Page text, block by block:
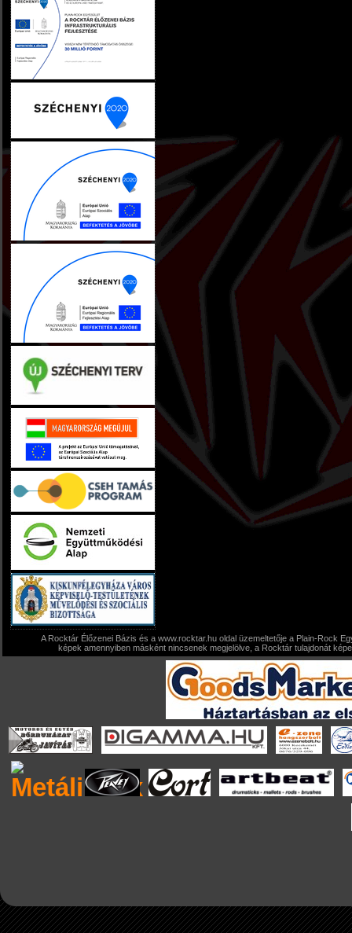
A Rocktár Élőzenei Bázis és a www.rocktar.hu oldal üzemeltetője a Plain-Rock
képek amennyiben másként nincsenek megjelölve, a Rocktár tulajdonát